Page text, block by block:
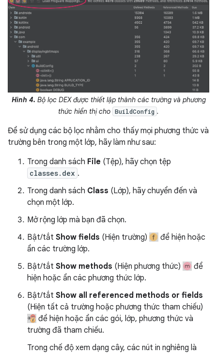
Hình 4. Bộ lọc DEX được thiết lập thành các trường và phương
thức hiển thị cho BuildConfig .
Để sử dụng các bộ lọc nhằm cho thấy mọi phương thức và
trường bên trong một lớp, hãy làm như sau:
Trong danh sách File (Tệp), hãy chọn tệp
classes.dex .
Trong danh sách Class (Lớp), hãy chuyển đến và
chọn một lớp.
Mở rộng lớp mà bạn đã chọn.
Bật/tắt Show fields (Hiện trường)
để hiện hoặc
ẩn các trường lớp.
Bật/tắt Show methods (Hiện phương thức)
để
hiện hoặc ẩn các phương thức lớp.
Bật/tắt Show all referenced methods or fields
(Hiện tất cả trường hoặc phương thức tham chiếu)
để hiện hoặc ẩn các gói, lớp, phương thức và
trường đã tham chiếu.
Trong chế độ xem dạng cây, các nút in nghiêng là